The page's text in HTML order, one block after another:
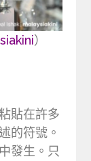
）
貼在許多
的符號。
發生。只